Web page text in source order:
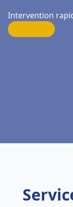
Intervention